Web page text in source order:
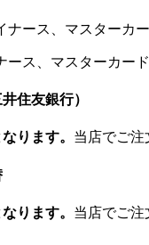
ース、マスターカー
住友銀行）
ります。 当店でご注
ります。 当店でご注